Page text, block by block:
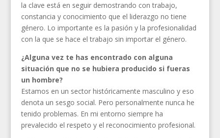
la clave está en seguir demostrando con trabajo,
constancia y conocimiento que el liderazgo no tiene
género. Lo importante es la pasión y la profesionalidad
con la que se hace el trabajo sin importar el género.
¿Alguna vez te has encontrado con alguna
situación que no se hubiera producido si fueras
un hombre?
Estamos en un sector históricamente masculino y eso
denota un sesgo social. Pero personalmente nunca he
tenido problemas. En mi entorno siempre ha
prevalecido el respeto y el reconocimiento profesional.